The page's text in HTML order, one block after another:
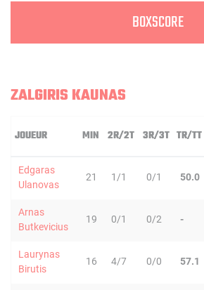
BOXSCORE
ZALGIRIS KAUNAS
JOUEUR MIN 2R/2T 3R/3T TR/TT
Edgaras
Ulanovas
21 1/1 0/1 50.0
Arnas
Butkevicius
19 0/1 0/2 -
Laurynas
Birutis
16 4/7 0/0 57.1